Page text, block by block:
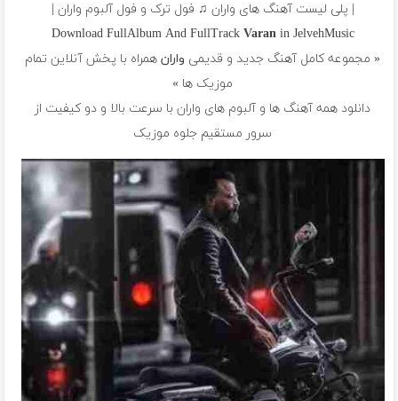
| پلی لیست آهنگ های واران ♫ فول ترک و فول آلبوم واران |
Download FullAlbum And FullTrack Varan in JelvehMusic
« مجموعه کامل آهنگ جدید و قدیمی وارانهمراه با پخش آنلاین تمام
موزیک ها »
دانلود همه آهنگ ها و آلبوم های واران با سرعت بالا و دو کیفیت از
سرور مستقیم جلوه موزیک